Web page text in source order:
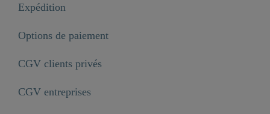
Expédition
Options de paiement
CGV clients privés
CGV entreprises